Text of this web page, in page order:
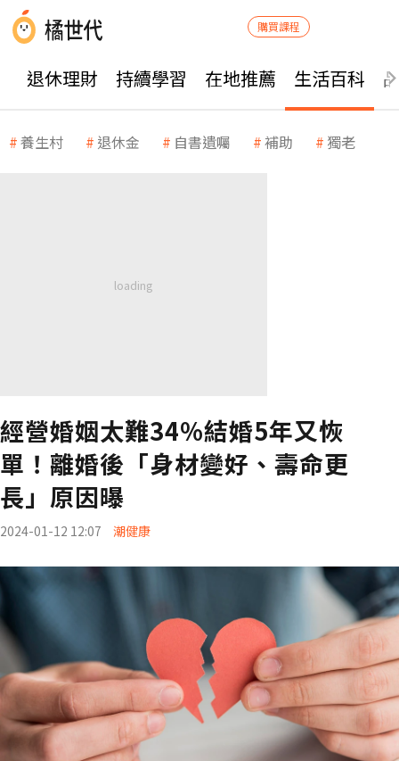
購買課程
退休理財 持續學習 在地推薦 生活百科
養生村 退休金 自書遺囑 補助 獨老
經營婚姻太難34%結婚5年又恢
單！離婚後「身材變好、壽命更
長」原因曝
2024-01-12 12:07 潮健康